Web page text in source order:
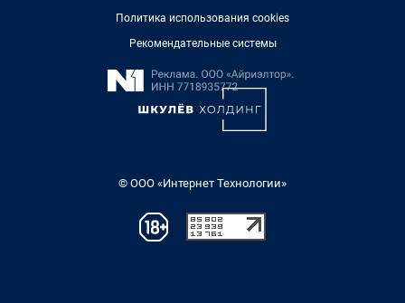
Политика использования cookies
Рекомендательные системы
© ООО «Интернет Технологии»